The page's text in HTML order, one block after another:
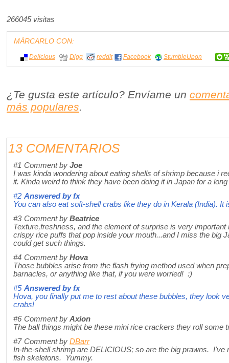
266045 visitas
MÁRCARLO CON:
Delicious Digg reddit Facebook StumbleUpon
¿Te gusta este artículo? Envíame un
más populares.
13 COMENTARIOS
#1 Comment by Joe
I was kinda wondering about eating shells of shrimp because i
it. Kinda weird to think they have been doing it in Japan for a
#2 Answered byfx
You can also eat soft-shell crabs like they do in Kerala (India). It
#3 Comment by Beatrice
Texture,freshness, and the element of surprise is very
crispy rice puffs that pop inside your mouth...and I miss the big
could get such things.
#4 Comment by Hova
Those bubbles arise from the flash frying method used when
barnacles, or anything like that, if you were worried! :)
#5 Answered byfx
Hova, you finally put me to rest about these bubbles, they look
crabs!
#6 Comment by Axion
The ball things might be these mini rice crackers they roll some
#7 Comment by DBarr
In-the-shell shrimp are DELICIOUS; so are the big prawns.
fish skeletons. Yummy.